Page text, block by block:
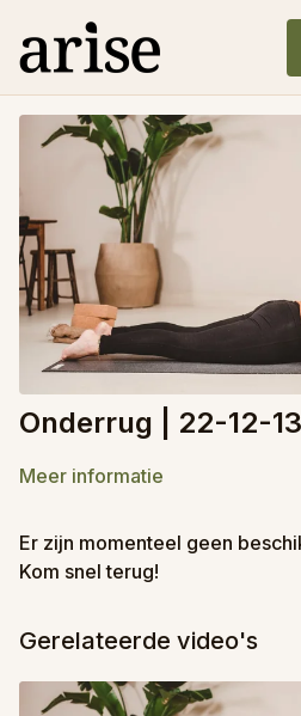
Onderrug | 22-12-13
Meer informatie
Er zijn momenteel geen
Kom snel terug!
Gerelateerde video's